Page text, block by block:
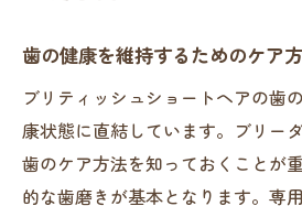
歯の健康を維持するためのケア
ブリティッシュショートヘアの歯
康状態に直結しています。ブリー
歯のケア方法を知っておくことが
的な歯磨きが基本となります。専